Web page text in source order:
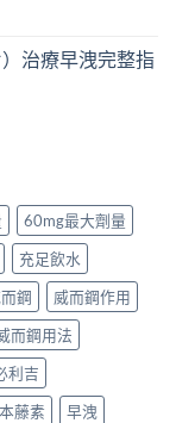
治療早洩完整指
60mg最大劑量
充足飲水
鋼
威而鋼作用
而鋼用法
利吉
藤素
早洩